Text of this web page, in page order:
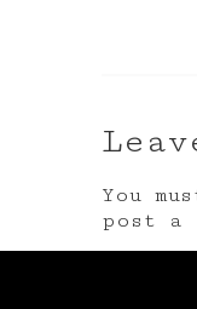
You
post a